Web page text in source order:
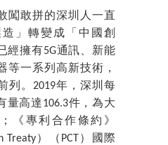
闖敢拼的深圳人一直
」轉變成「中國創
經擁有5G通訊、新能
等一系列高新技術，
列。2019年，深圳每
量高達106.3件，為大
《專利合作條約》
Treaty）（PCT）國際